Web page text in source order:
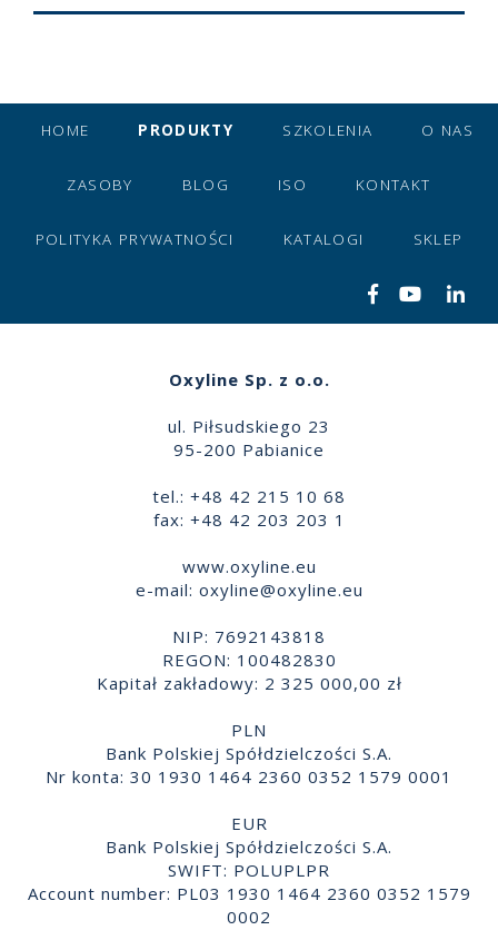
HOME PRODUKTY SZKOLENIA O NAS
ZASOBY BLOG ISO KONTAKT
POLITYKA PRYWATNOŚCI KATALOGI SKLEP
Oxyline Sp. z o.o.
ul. Piłsudskiego 23
95-200 Pabianice
tel.: +48 42 215 10 68
fax: +48 42 203 203 1
www.oxyline.eu
e-mail: oxyline@oxyline.eu
NIP: 7692143818
REGON: 100482830
Kapitał zakładowy: 2 325 000,00 zł
PLN
Bank Polskiej Spółdzielczości S.A.
Nr konta: 30 1930 1464 2360 0352 1579 0001
EUR
Bank Polskiej Spółdzielczości S.A.
SWIFT: POLUPLPR
Account number: PL03 1930 1464 2360 0352 1579
0002